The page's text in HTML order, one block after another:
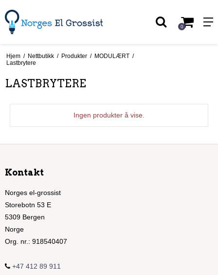
0
Hjem / Nettbutikk / Produkter / MODULÆRT /
Lastbrytere
LASTBRYTERE
Ingen produkter å vise.
Kontakt
Norges el-grossist
Storebotn 53 E
5309 Bergen
Norge
Org. nr.: 918540407
+47 412 89 911